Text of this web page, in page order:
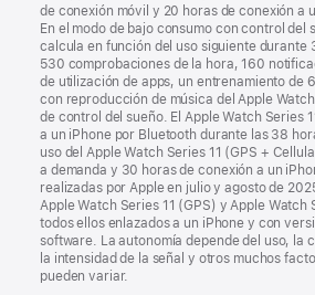
de conexión móvil y 20 horas de conexión a
En el modo de bajo consumo con control del
calcula en función del uso siguiente durante
530 comprobaciones de la hora, 160
de utilización de apps, un entrenamiento de
con reproducción de música del Apple
de control del sueño. El Apple Watch Series
a un iPhone por Bluetooth durante las 38
uso del Apple Watch Series 11 (GPS +
a demanda y 30 horas de conexión a un
realizadas por Apple en julio y agosto de
Apple Watch Series 11 (GPS) y Apple Watch
todos ellos enlazados a un iPhone y con
software. La autonomía depende del uso, la
la intensidad de la señal y otros muchos
pueden variar.